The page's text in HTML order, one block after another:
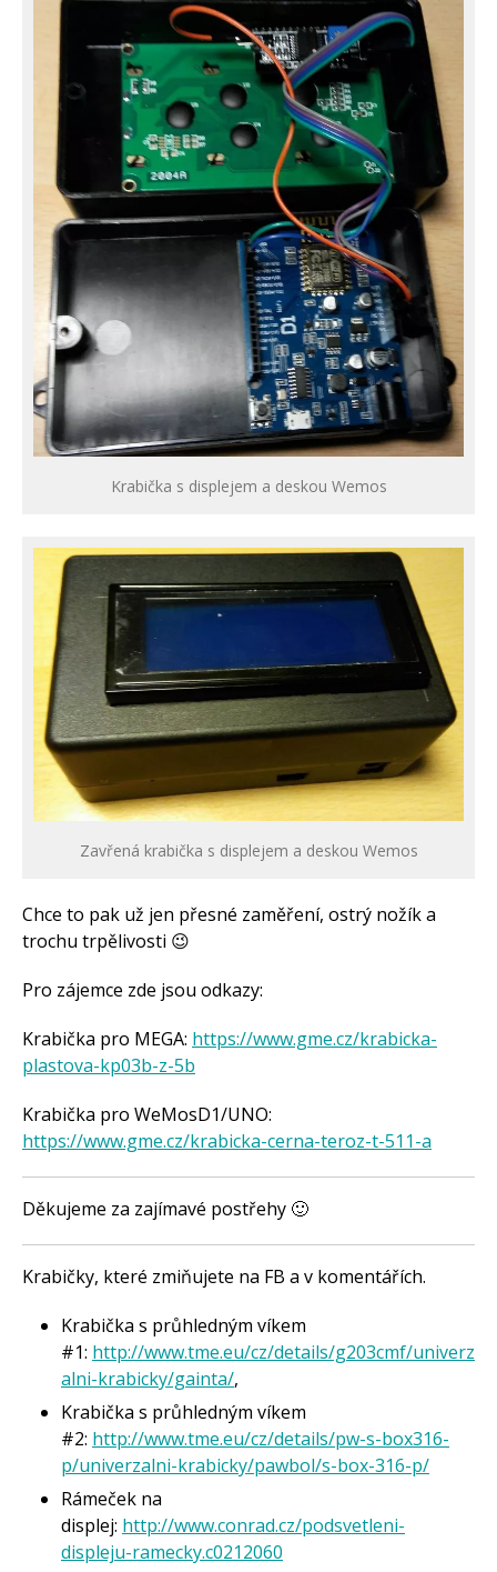
Krabička s displejem a deskou Wemos
Zavřená krabička s displejem a deskou Wemos
Chce to pak už jen přesné zaměření, ostrý nožík a
trochu trpělivosti 😉
Pro zájemce zde jsou odkazy:
Krabička pro MEGA: https://www.gme.cz/krabicka-
plastova-kp03b-z-5b
Krabička pro WeMosD1/UNO:
https://www.gme.cz/krabicka-cerna-teroz-t-511-a
Děkujeme za zajímavé postřehy 🙂
Krabičky, které zmiňujete na FB a v komentářích.
Krabička s průhledným víkem
#1: http://www.tme.eu/cz/details/g203cmf/univerz
alni-krabicky/gainta/,
Krabička s průhledným víkem
#2: http://www.tme.eu/cz/details/pw-s-box316-
p/univerzalni-krabicky/pawbol/s-box-316-p/
Rámeček na
displej: http://www.conrad.cz/podsvetleni-
displeju-ramecky.c0212060